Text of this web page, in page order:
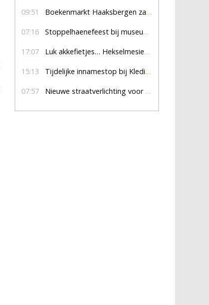
09:51 Boekenmarkt Haaksbergen zaterdag 8 augustus, marktplein Haaksbergen
07:16 Stoppelhaenefeest bij museum De Lebbenbrugge
17:07 Luk akkefietjes… HekselmesienHarry
15:13 Tijdelijke innamestop bij Kledingbank Stefania
07:57 Nieuwe straatverlichting voor De Veldmaat en De Pas